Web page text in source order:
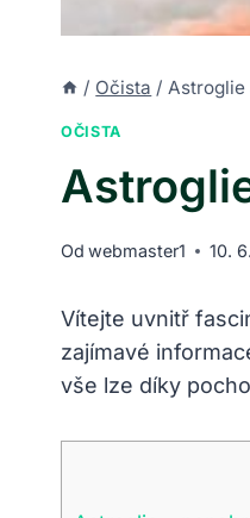
/ Očista / Astroglie
OČISTA
Od webmaster1 10.
Vítejte uvnitř
zajímavé
vše lze díky